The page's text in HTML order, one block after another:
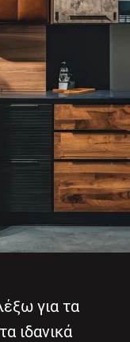
για τα
ιδανικά